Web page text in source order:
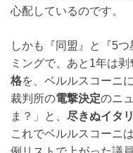
心配しているのです。
しかも『同盟』と『5
ミングで、あと1年は
格を、ベルルスコーニに
裁判所の電撃決定のニ
ま？」と、 尽きぬイタ
これでベルルスコーニ